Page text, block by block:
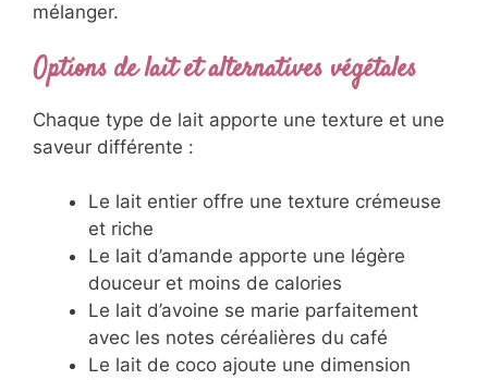
mélanger.
Options de lait et alternatives végétales
Chaque type de lait apporte une texture et une
saveur différente :
Le lait entier offre une texture crémeuse
et riche
Le lait d’amande apporte une légère
douceur et moins de calories
Le lait d’avoine se marie parfaitement
avec les notes céréalières du café
Le lait de coco ajoute une dimension